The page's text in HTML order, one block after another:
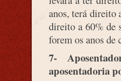
anos, terá direito
direito a 60% de
forem os anos
7-
aposentadoria